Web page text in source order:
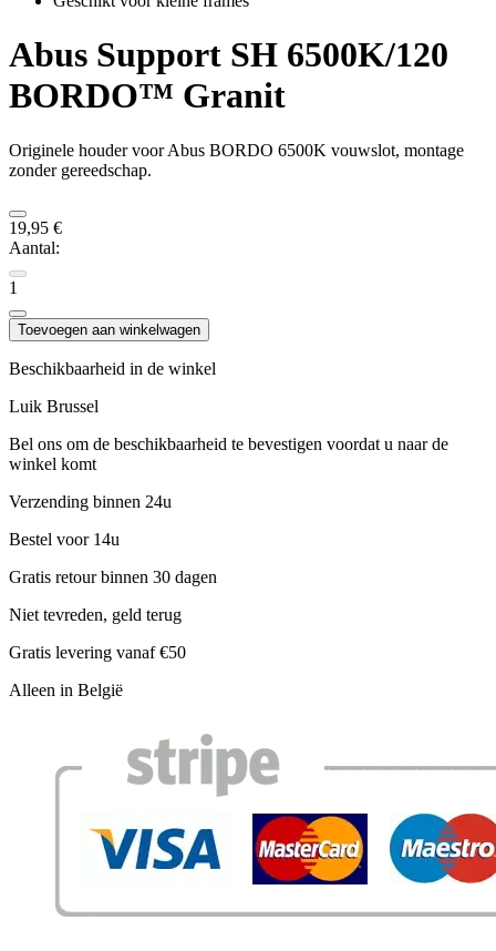
Abus Support SH 6500K/120
BORDO™ Granit
Originele houder voor Abus BORDO 6500K vouwslot, montage
zonder gereedschap.
19,95 €
Aantal:
1
Toevoegen aan winkelwagen
Beschikbaarheid in de winkel
Luik Brussel
Bel ons om de beschikbaarheid te bevestigen voordat u naar de
winkel komt
Verzending binnen 24u
Bestel voor 14u
Gratis retour binnen 30 dagen
Niet tevreden, geld terug
Gratis levering vanaf €50
Alleen in België